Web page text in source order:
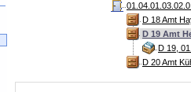
D 18 Amt
D 19 Amt
D 19,
D 20 Amt